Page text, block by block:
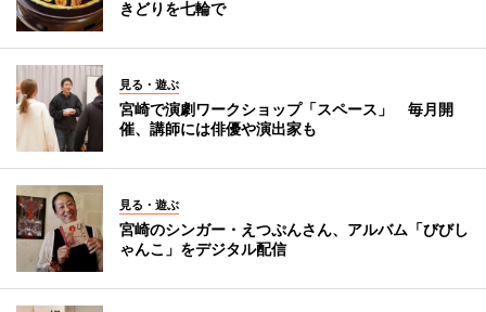
きどりを七輪で
見る・遊ぶ
宮崎で演劇ワークショップ「スペース」 毎月開
催、講師には俳優や演出家も
見る・遊ぶ
宮崎のシンガー・えつぷんさん、アルバム「びびし
ゃんこ」をデジタル配信